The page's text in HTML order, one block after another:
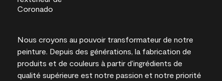
Nous croyons au pouvoir transformateur de notre
peinture. Depuis des générations, la fabrication de
produits et de couleurs à partir d’ingrédients de
qualité supérieure est notre passion et notre priorité